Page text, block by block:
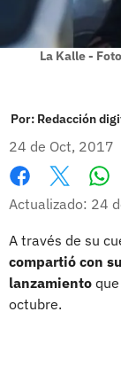
La Kalle -
Por: Redacción
24 de Oct, 2017
Facebook
X
Actualizado: 24
A través de su
compartió con
lanzamiento
octubre.